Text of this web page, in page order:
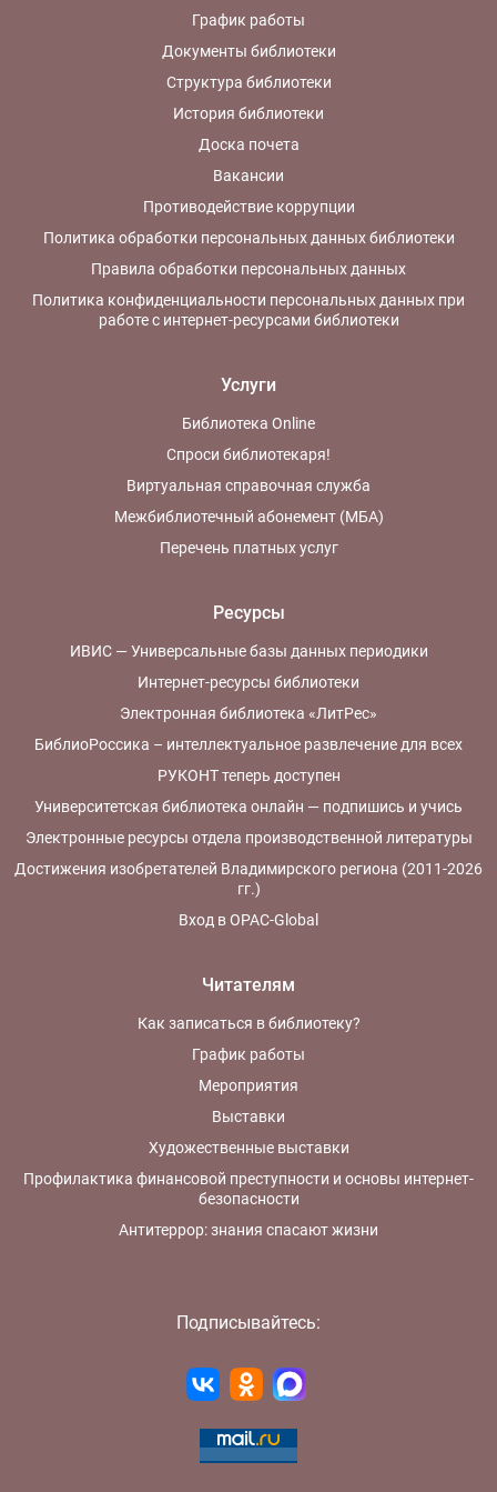
График работы
Документы библиотеки
Структура библиотеки
История библиотеки
Доска почета
Вакансии
Противодействие коррупции
Политика обработки персональных данных библиотеки
Правила обработки персональных данных
Политика конфиденциальности персональных данных при
работе с интернет-ресурсами библиотеки
Услуги
Библиотека Online
Спроси библиотекаря!
Виртуальная справочная служба
Межбиблиотечный абонемент (МБА)
Перечень платных услуг
Ресурсы
ИВИС — Универсальные базы данных периодики
Интернет-ресурсы библиотеки
Электронная библиотека «ЛитРес»
БиблиоРоссика – интеллектуальное развлечение для всех
РУКОНТ теперь доступен
Университетская библиотека онлайн — подпишись и учись
Электронные ресурсы отдела производственной литературы
Достижения изобретателей Владимирского региона (2011-2026
гг.)
Вход в OPAC-Global
Читателям
Как записаться в библиотеку?
График работы
Мероприятия
Выставки
Художественные выставки
Профилактика финансовой преступности и основы интернет-
безопасности
Антитеррор: знания спасают жизни
Подписывайтесь: